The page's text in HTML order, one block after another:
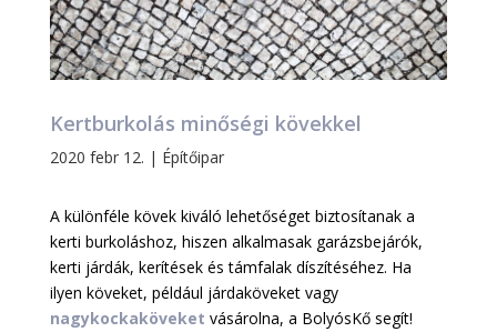
Kertburkolás minőségi kövekkel
2020 febr 12. | Építőipar
A különféle kövek kiváló lehetőséget biztosítanak a
kerti burkoláshoz, hiszen alkalmasak garázsbejárók,
kerti járdák, kerítések és támfalak díszítéséhez. Ha
ilyen köveket, például járdaköveket vagy
nagykockaköveket vásárolna, a BolyósKő segít!